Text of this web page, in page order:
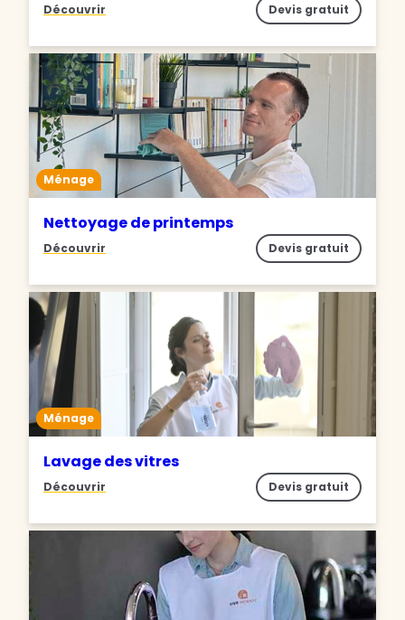
Découvrir Devis gratuit
Ménage
Nettoyage de printemps
Découvrir Devis gratuit
Ménage
Lavage des vitres
Découvrir Devis gratuit